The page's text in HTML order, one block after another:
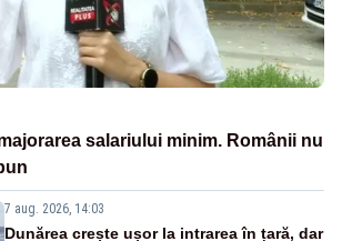
salariului minim. Românii nu
7 aug. 2026, 14:03
Dunărea crește ușor la intrarea în țară, dar